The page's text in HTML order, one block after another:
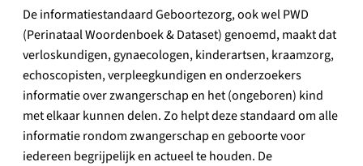
De informatiestandaard Geboortezorg, ook wel PWD
(Perinataal Woordenboek & Dataset) genoemd, maakt dat
verloskundigen, gynaecologen, kinderartsen, kraamzorg,
echoscopisten, verpleegkundigen en onderzoekers
informatie over zwangerschap en het (ongeboren) kind
met elkaar kunnen delen. Zo helpt deze standaard om alle
informatie rondom zwangerschap en geboorte voor
iedereen begrijpelijk en actueel te houden. De